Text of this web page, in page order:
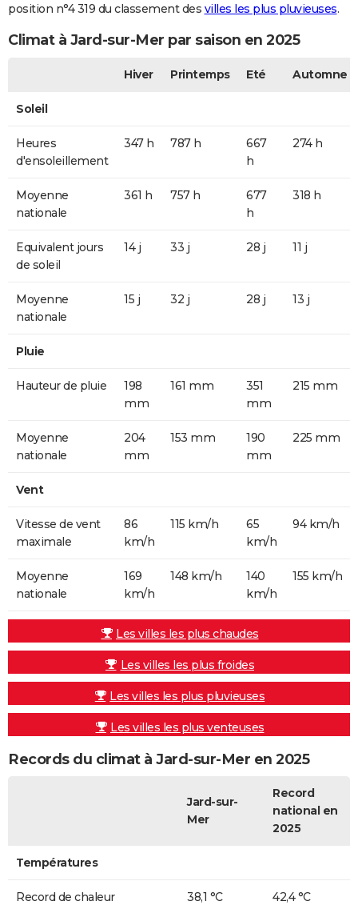
position n°4 319 du classement des villes les plus pluvieuses.
Climat à Jard-sur-Mer par saison en 2025
Hiver Printemps Eté Automne
Soleil
Heures
d'ensoleillement
347 h 787 h
667
h
274 h
Moyenne
nationale
361 h 757 h
677
h
318 h
Equivalent jours
de soleil
14 j 33 j 28 j 11 j
Moyenne
nationale
15 j 32 j 28 j 13 j
Pluie
Hauteur de pluie
198
mm
161 mm
351
mm
215 mm
Moyenne
nationale
204
mm
153 mm
190
mm
225 mm
Vent
Vitesse de vent
maximale
86
km/h
115 km/h
65
km/h
94 km/h
Moyenne
nationale
169
km/h
148 km/h
140
km/h
155 km/h
Les villes les plus chaudes
Les villes les plus froides
Les villes les plus pluvieuses
Les villes les plus venteuses
Records du climat à Jard-sur-Mer en 2025
Jard-sur-
Mer
Record
national en
2025
Températures
Record de chaleur 38,1 °C 42,4 °C